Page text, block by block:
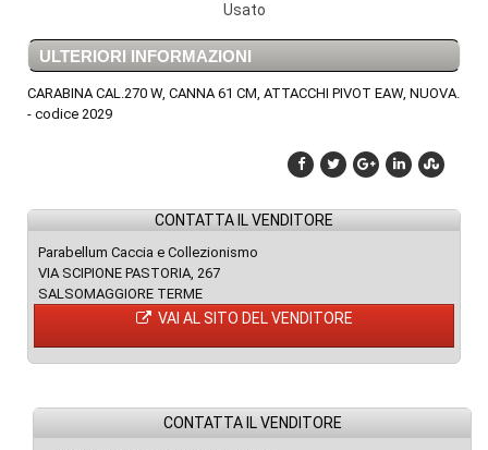
Usato
ULTERIORI INFORMAZIONI
CARABINA CAL.270 W, CANNA 61 CM, ATTACCHI PIVOT EAW, NUOVA.
- codice 2029
CONTATTA IL VENDITORE
Parabellum Caccia e Collezionismo
VIA SCIPIONE PASTORIA, 267
SALSOMAGGIORE TERME
VAI AL SITO DEL VENDITORE
CONTATTA IL VENDITORE